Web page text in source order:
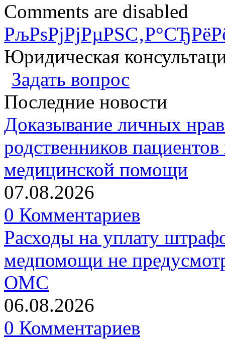
Comments are disabled
Юридическая
Задать вопрос
Последние новости
Доказывание личных
родственников
медицинской помощи
07.08.2026
0 Комментариев
Расходы на уплату
медпомощи не
ОМС
06.08.2026
0 Комментариев